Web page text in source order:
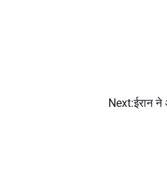
Next:ईरान ने